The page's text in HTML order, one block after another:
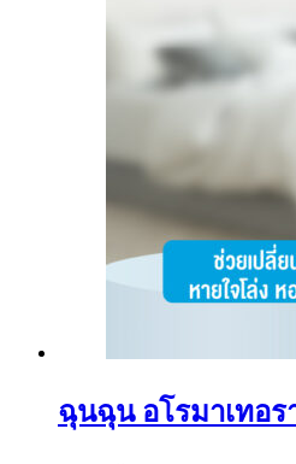
ฉุนฉุน อโรมาเทอร